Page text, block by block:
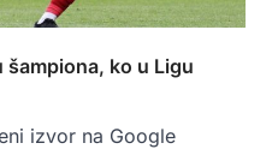
šampiona, ko u Ligu
izvor na Google